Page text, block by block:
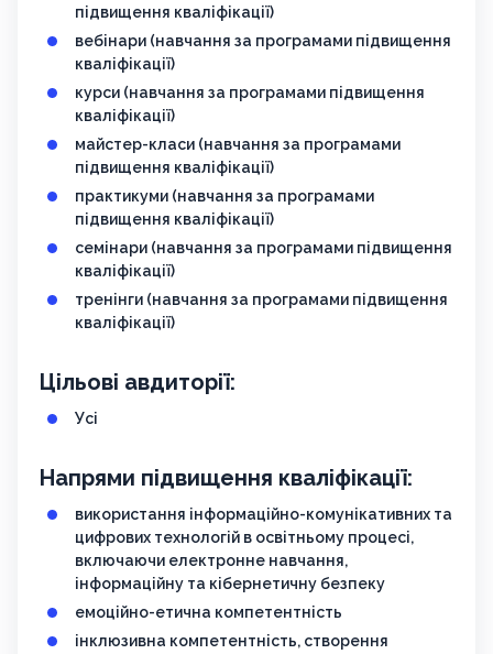
підвищення кваліфікації)
вебінари (навчання за програмами підвищення
кваліфікації)
курси (навчання за програмами підвищення
кваліфікації)
майстер-класи (навчання за програмами
підвищення кваліфікації)
практикуми (навчання за програмами
підвищення кваліфікації)
семінари (навчання за програмами підвищення
кваліфікації)
тренінги (навчання за програмами підвищення
кваліфікації)
Цільові авдиторії:
Усі
Напрями підвищення кваліфікації:
використання інформаційно-комунікативних та
цифрових технологій в освітньому процесі,
включаючи електронне навчання,
інформаційну та кібернетичну безпеку
емоційно-етична компетентність
інклюзивна компетентність, створення